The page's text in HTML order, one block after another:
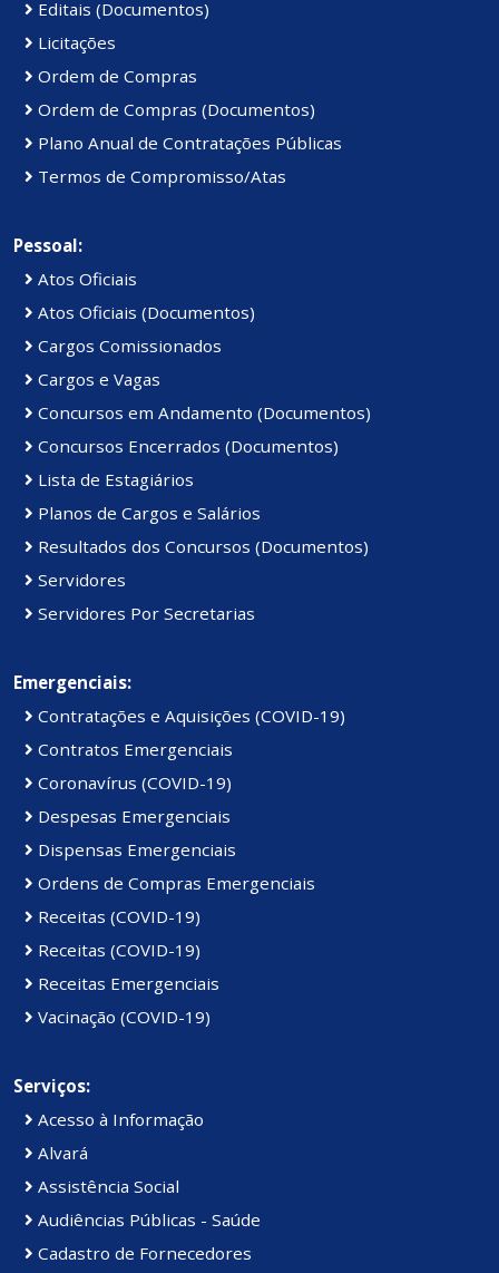
Editais (Documentos)
Licitações
Ordem de Compras
Ordem de Compras (Documentos)
Plano Anual de Contratações Públicas
Termos de Compromisso/Atas
Pessoal:
Atos Oficiais
Atos Oficiais (Documentos)
Cargos Comissionados
Cargos e Vagas
Concursos em Andamento (Documentos)
Concursos Encerrados (Documentos)
Lista de Estagiários
Planos de Cargos e Salários
Resultados dos Concursos (Documentos)
Servidores
Servidores Por Secretarias
Emergenciais:
Contratações e Aquisições (COVID-19)
Contratos Emergenciais
Coronavírus (COVID-19)
Despesas Emergenciais
Dispensas Emergenciais
Ordens de Compras Emergenciais
Receitas (COVID-19)
Receitas (COVID-19)
Receitas Emergenciais
Vacinação (COVID-19)
Serviços:
Acesso à Informação
Alvará
Assistência Social
Audiências Públicas - Saúde
Cadastro de Fornecedores